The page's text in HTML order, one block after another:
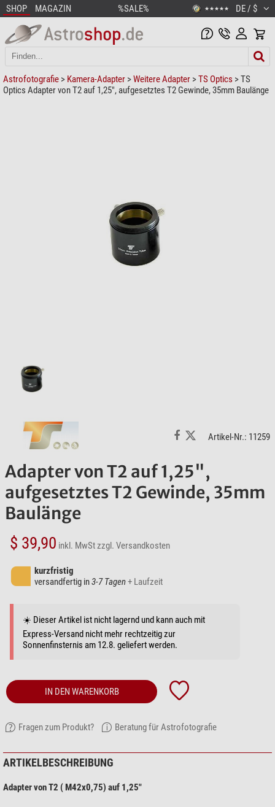
SHOP MAGAZIN %SALE% ★★★★★ DE / $
Astrofotografie > Kamera-Adapter >Weitere Adapter >TS Optics > TS
Optics Adapter von T2 auf 1,25", aufgesetztes T2 Gewinde, 35mm Baulänge
Artikel-Nr.: 11259
Adapter von T2 auf 1,25",
aufgesetztes T2 Gewinde, 35mm
Baulänge
$ 39,90 inkl. MwStzzgl. Versandkosten
kurzfristig
versandfertig in3-7 Tagen+ Laufzeit
☀️ Dieser Artikel ist nicht lagernd und kann auch mit
Express-Versand nicht mehr rechtzeitig zur
Sonnenfinsternis am 12.8. geliefert werden.
IN DEN WARENKORB
Fragen zum Produkt? Beratung für Astrofotografie
ARTIKELBESCHREIBUNG
Adapter von T2 ( M42x0,75) auf 1,25"